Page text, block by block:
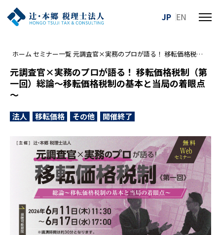
JP EN
メ
を
ホーム セミナー一覧 元調査官×実務のプロが語る！ 移転価格税制（第一回）総論～移転価格税制の基本と当局の着眼点～
元調査官×実務のプロが語る！ 移転価格税制（第
一回）総論～移転価格税制の基本と当局の着眼点
～
法人 移転価格 その他 開催終了